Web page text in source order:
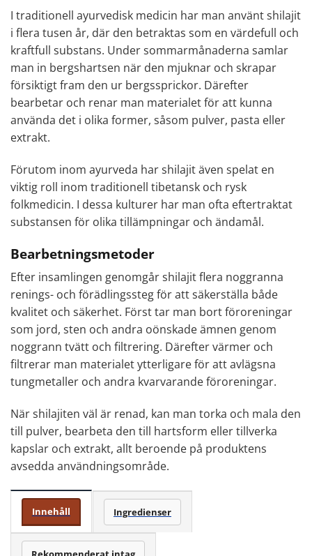
I traditionell ayurvedisk medicin har man använt shilajit
i flera tusen år, där den betraktas som en värdefull och
kraftfull substans. Under sommarmånaderna samlar
man in bergshartsen när den mjuknar och skrapar
försiktigt fram den ur bergssprickor. Därefter
bearbetar och renar man materialet för att kunna
använda det i olika former, såsom pulver, pasta eller
extrakt.
Förutom inom ayurveda har shilajit även spelat en
viktig roll inom traditionell tibetansk och rysk
folkmedicin. I dessa kulturer har man ofta eftertraktat
substansen för olika tillämpningar och ändamål.
Bearbetningsmetoder
Efter insamlingen genomgår shilajit flera noggranna
renings- och förädlingssteg för att säkerställa både
kvalitet och säkerhet. Först tar man bort föroreningar
som jord, sten och andra oönskade ämnen genom
noggrann tvätt och filtrering. Därefter värmer och
filtrerar man materialet ytterligare för att avlägsna
tungmetaller och andra kvarvarande föroreningar.
När shilajiten väl är renad, kan man torka och mala den
till pulver, bearbeta den till hartsform eller tillverka
kapslar och extrakt, allt beroende på produktens
avsedda användningsområde.
Innehåll Ingredienser